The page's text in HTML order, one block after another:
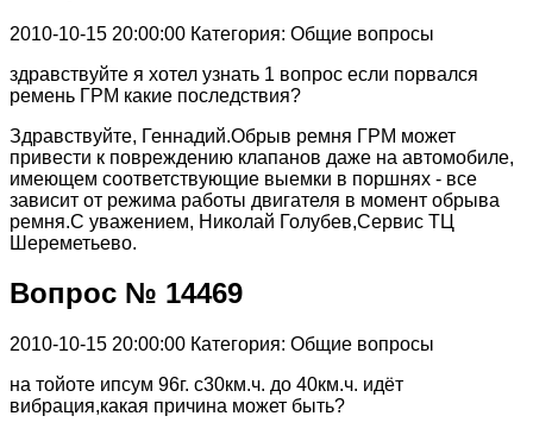
2010-10-15 20:00:00 Категория: Общие вопросы
здравствуйте я хотел узнать 1 вопрос если порвался
ремень ГРМ какие последствия?
Здравствуйте, Геннадий.Обрыв ремня ГРМ может
привести к повреждению клапанов даже на автомобиле,
имеющем соответствующие выемки в поршнях - все
зависит от режима работы двигателя в момент обрыва
ремня.С уважением, Николай Голубев,Сервис ТЦ
Шереметьево.
Вопрос № 14469
2010-10-15 20:00:00 Категория: Общие вопросы
на тойоте ипсум 96г. с30км.ч. до 40км.ч. идёт
вибрация,какая причина может быть?